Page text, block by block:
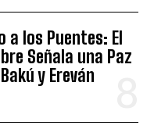
a los Puentes: El
Señala una Paz
y Ereván